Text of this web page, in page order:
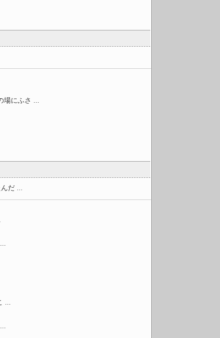
にふさ ...
だ ...